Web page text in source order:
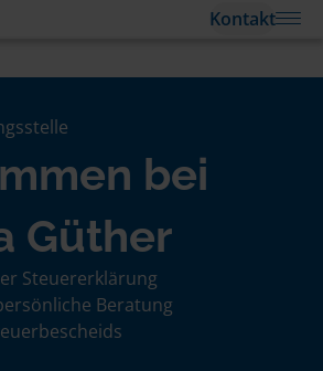
Kontakt
bei
Güther
Steuererklärung
Beratung